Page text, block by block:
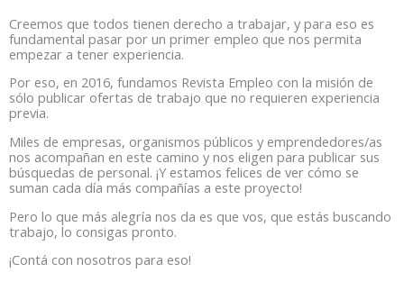
Creemos que todos tienen derecho a trabajar, y para eso es
fundamental pasar por un primer empleo que nos permita
empezar a tener experiencia.
Por eso, en 2016, fundamos Revista Empleo con la misión de
sólo publicar ofertas de trabajo que no requieren experiencia
previa.
Miles de empresas, organismos públicos y emprendedores/as
nos acompañan en este camino y nos eligen para publicar sus
búsquedas de personal. ¡Y estamos felices de ver cómo se
suman cada día más compañías a este proyecto!
Pero lo que más alegría nos da es que vos, que estás buscando
trabajo, lo consigas pronto.
¡Contá con nosotros para eso!